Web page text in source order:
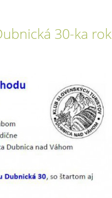
30-ka rok